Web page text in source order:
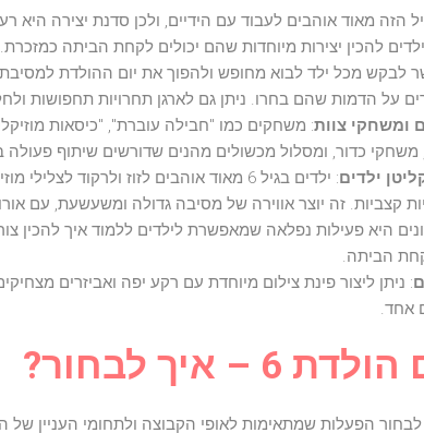
הזה מאוד אוהבים לעבוד עם הידיים, ולכן סדנת יצירה היא
להכין יצירות מיוחדות שהם יכולים לקחת הביתה כמזכרת.
לבקש מכל ילד לבוא מחופש ולהפוך את יום ההולדת
הדמות שהם בחרו. ניתן גם לארגן תחרויות תחפושות
ומשחקי צוות: משחקים כמו "חבילה עוברת", "כיסאות
כדור, ומסלול מכשולים מהנים שדורשים שיתוף פעולה
ילדים
: ילדים בגיל 6 מאוד אוהבים לזוז
קצביות. זה יוצר אווירה של מסיבה גדולה ומשעשעת, עם
היא פעילות נפלאה שמאפשרת לילדים ללמוד איך להכין
הביתה.
: ניתן ליצור פינת צילום מיוחדת עם רקע יפה ואביזרים
אחד.
איך לבחור?